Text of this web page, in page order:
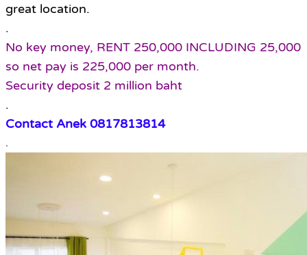
great location.
.
No key money, RENT 250,000 INCLUDING 25,000
so net pay is 225,000 per month.
Security deposit 2 million baht
.
Contact Anek 0817813814
.